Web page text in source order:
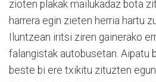
zioten plakak mailukadaz bota
harrera egin zieten herria hartu
Iluntzean iritsi ziren gainerako
falangistak autobusetan. Aipatu
beste bi ere txikitu zituzten